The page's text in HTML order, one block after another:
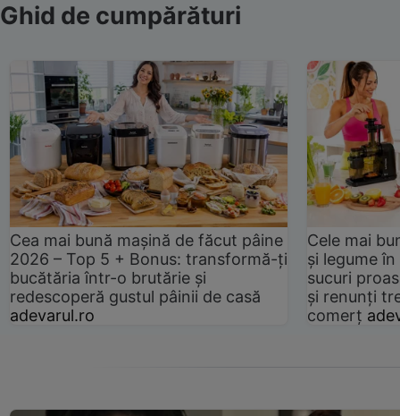
Ghid de cumpărături
Cea mai bună mașină de făcut pâine
2026 – Top 5 + Bonus: transformă-ți
bucătăria într-o brutărie și
redescoperă gustul pâinii de casă
adevarul.ro
Cele mai
și legume
sucuri
și renunți
comerț